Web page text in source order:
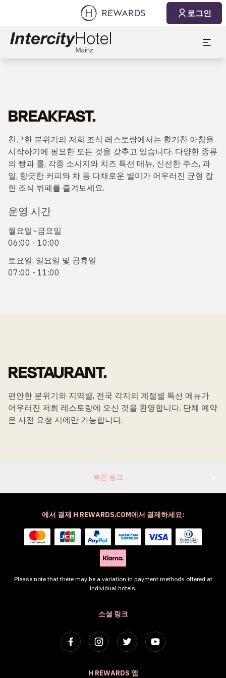
로그인
BREAKFAST.
친근한 분위기의 저희 조식 레스토랑에서는 활기찬 아침을
시작하기에 필요한 모든 것을 갖추고 있습니다. 다양한 종류
의 빵과 롤, 각종 소시지와 치즈 특선 메뉴, 신선한 주스, 과
일, 향긋한 커피와 차 등 다채로운 별미가 어우러진 균형 잡
힌 조식 뷔페를 즐겨보세요.
운영 시간
월요일~금요일
06:00 - 10:00
토요일, 일요일 및 공휴일
07:00 - 11:00
RESTAURANT.
편안한 분위기와 지역별, 전국 각지의 계절별 특선 메뉴가
어우러진 저희 레스토랑에 오신 것을 환영합니다. 단체 예약
은 사전 요청 시에만 가능합니다.
빠른 링크
소셜 링크
H REWARDS 앱
에서 결제 H REWARDS.COM에서 결제하세요:
Please note that there may be a variation in payment methods offered at
individual hotels.